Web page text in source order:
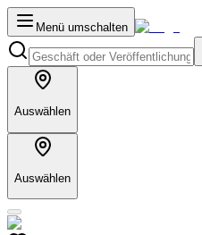
Menü umschalten
Auswählen
Auswählen